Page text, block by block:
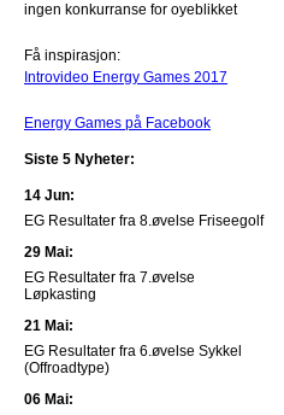
ingen konkurranse for oyeblikket
Få inspirasjon:
Introvideo Energy Games 2017
Energy Games på Facebook
Siste 5 Nyheter:
14 Jun:
EG Resultater fra 8.øvelse Friseegolf
29 Mai:
EG Resultater fra 7.øvelse
Løpkasting
21 Mai:
EG Resultater fra 6.øvelse Sykkel
(Offroadtype)
06 Mai: